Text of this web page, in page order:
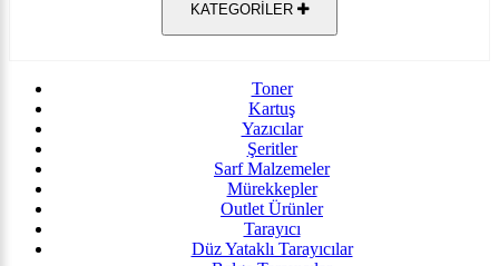
KATEGORİLER
Toner
Kartuş
Yazıcılar
Şeritler
Sarf Malzemeler
Mürekkepler
Outlet Ürünler
Tarayıcı
Düz Yataklı Tarayıcılar